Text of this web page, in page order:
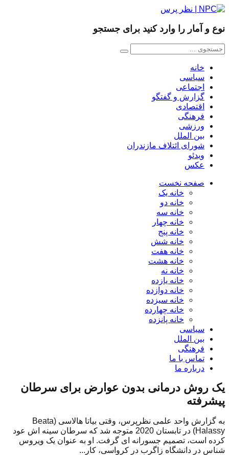
نوع و آمار را وارد کنید برای جستجو
خانه
سیاسی
اجتماعی
گزارش و گفتگو
اقتصادی
فرهنگی
ورزشی
بین الملل
شورای ائتلاف مازندران
ویدئو
عکس
صفحه نخست
خانه یک
خانه دو
خانه سه
خانه چهار
خانه پنج
خانه شش
خانه هفت
خانه هشت
خانه نه
خانه یازده
خانه دوازده
خانه سیزده
خانه چهارده
خانه پانزده
سیاسی
بین الملل
فرهنگی
تماس با ما
درباره ما
یک روش درمانی بدون عوارض برای سرطان
پیشرفته
به گزارش واحد علمی نظرپرس، وقتی بیاتا هالاسی (Beata
Halassy) در تابستان 2020 متوجه شد که سرطان سینه اش عود
کرده است، تصمیم جسورانه ای گرفت. او به عنوان یک ویروس
شناس در دانشگاه زاگرب در کرواسی، کار...